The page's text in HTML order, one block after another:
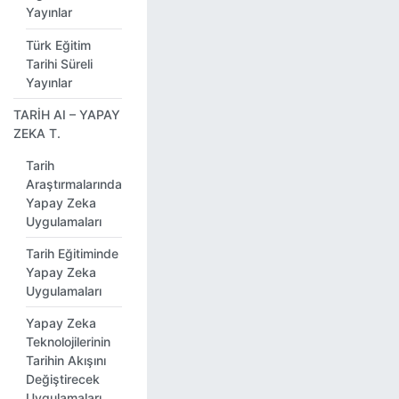
Yayınlar
Türk Eğitim
Tarihi Süreli
Yayınlar
TARİH AI – YAPAY
ZEKA T.
Tarih
Araştırmalarında
Yapay Zeka
Uygulamaları
Tarih Eğitiminde
Yapay Zeka
Uygulamaları
Yapay Zeka
Teknolojilerinin
Tarihin Akışını
Değiştirecek